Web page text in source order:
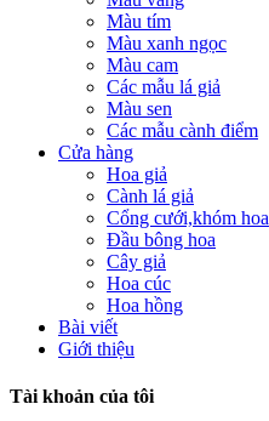
Màu tím
Màu xanh ngọc
Màu cam
Các mẫu lá giả
Màu sen
Các mẫu cành điểm
Cửa hàng
Hoa giả
Cành lá giả
Cổng cưới,khóm hoa
Đầu bông hoa
Cây giả
Hoa cúc
Hoa hồng
Bài viết
Giới thiệu
Tài khoản của tôi